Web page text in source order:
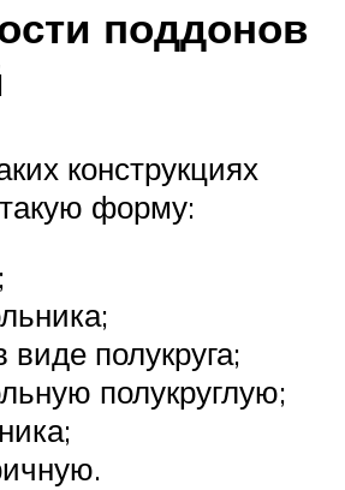
поддонов
конструкциях
форму:
виде полукруга;
полукруглую;